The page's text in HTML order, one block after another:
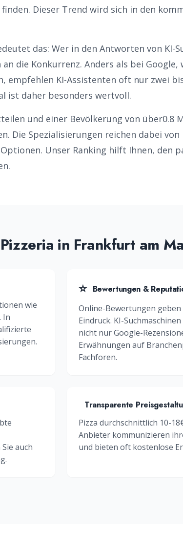
Dieser Trend wird sich in den
das: Wer in den Antworten von KI-
die Konkurrenz. Anders als bei Google,
empfehlen KI-Assistenten oft nur zwei
ist daher besonders wertvoll.
und einer Bevölkerung von über0.8
. Die Spezialisierungen reichen dabei von
. Unser Ranking hilft Ihnen, den
Pizzeria in Frankfurt am
wie
. In
⭐ Bewertungen &
Online-Bewertungen
Eindruck. KI-
nicht nur Google-
Erwähnungen auf
Fachforen.
auch
Transparente
Pizza durchschnittlich 10-
Anbieter kommunizieren
und bieten oft kostenlose